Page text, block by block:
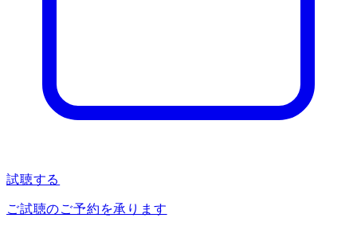
試聴する
ご試聴のご予約を承ります